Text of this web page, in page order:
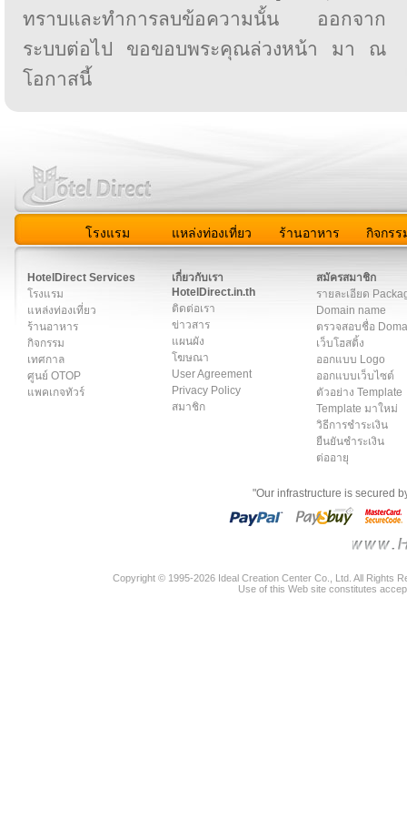
ทราบและทำการลบข้อความนั้น ออกจาก
ระบบต่อไป ขอขอบพระคุณล่วงหน้า มา ณ
โอกาสนี้
โรงแรม แหล่งท่องเที่ยว ร้านอาหาร กิจกรร
HotelDirect Services
โรงแรม
แหล่งท่องเที่ยว
ร้านอาหาร
กิจกรรม
เทศกาล
ศูนย์ OTOP
แพคเกจทัวร์
เกี่ยวกับเรา
HotelDirect.in.th
ติดต่อเรา
ข่าวสาร
แผนผัง
โฆษณา
User Agreement
Privacy Policy
สมาชิก
สมัครสมาชิก
รายละเอียด
Domain name
ตรวจสอบชื่อ
เว็บโฮสติ้ง
ออกแบบ Logo
ออกแบบเว็บไซต์
ตัวอย่าง Template
Template มาใหม่
วิธีการชำระเงิน
ยืนยันชำระเงิน
ต่ออายุ
"Our infrastructure is secured
Copyright © 1995-2026 Ideal Creation Center Co., Ltd. All Rights
Use of this Web site constitutes